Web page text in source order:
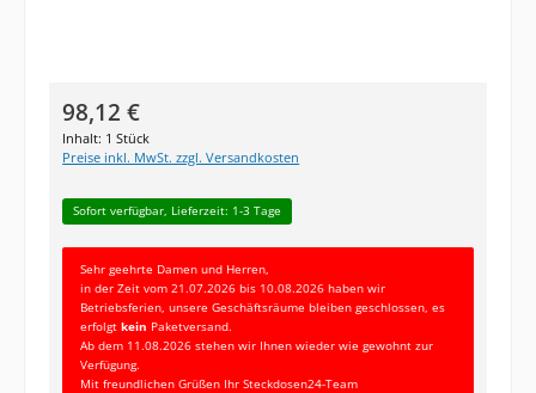
Regulärer Preis:
98,12 €
Inhalt: 1 Stück
Preise inkl. MwSt. zzgl. Versandkosten
Sofort verfügbar, Lieferzeit: 1-3 Tage
Sehr geehrte Damen und Herren,
in der Zeit vom 21.07.2026 bis 10.08.2026 haben wir
Betriebsferien, unsere Geschäftsräume bleiben geschlossen, es
erfolgtkein Paketversand.
Ab dem 11.08.2026 stehen wir Ihnen wieder wie gewohnt zur
Verfügung.
Mit freundlichen Grüßen Ihr Steckdosen24-Team